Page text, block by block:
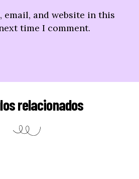
email, and website in this
time I comment.
relacionados